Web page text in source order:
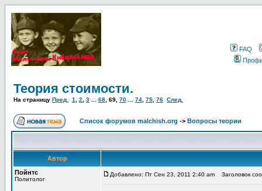
FAQ
Теория стоимости.
На страницу Пред. 1 2 3 68 69 70 74 75 76 След.
Список форумов malchish.org -> Вопросы теории
Автор
Пойнтс
Политолог
Добавлено: Пт Сен 23, 2011 2:40 am Заголовок